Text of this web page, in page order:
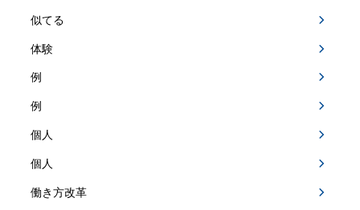
似てる
体験
例
例
個人
個人
働き方改革